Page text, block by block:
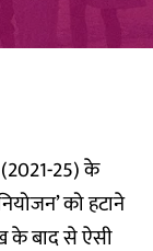
(2021-25) के
को हटाने
के बाद से ऐसी